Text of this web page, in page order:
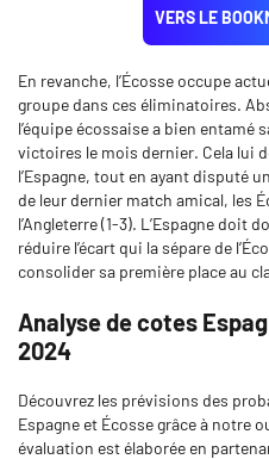
VERS LE
En revanche, l’Écosse occupe
groupe dans ces éliminatoires.
l’équipe écossaise a bien entamé
victoires le mois dernier. Cela lui
l’Espagne, tout en ayant disputé
de leur dernier match amical, les
l’Angleterre (1-3). L’Espagne doit
réduire l’écart qui la sépare de
consolider sa première place au
Analyse de cotes
2024
Découvrez les prévisions des
Espagne et Écosse grâce à notre
évaluation est élaborée en